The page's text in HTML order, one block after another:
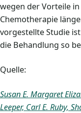
wegen der Vorteile
Chemotherapie
vorgestellte Studie
die Behandlung so
Quelle:
Susan E. Margaret
Leeper, Carl E. Ruby,